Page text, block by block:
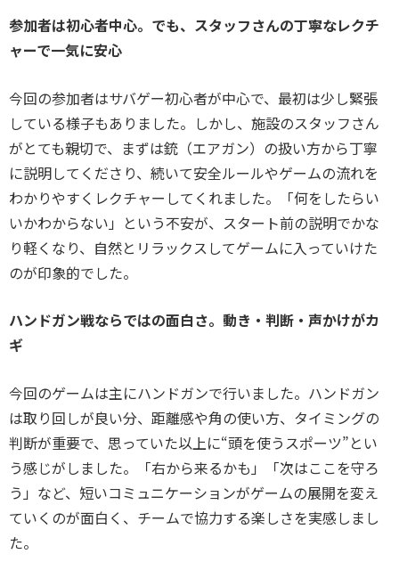
参加者は初心者中心。でも、スタッフさんの丁寧なレクチ
ャーで一気に安心
今回の参加者はサバゲー初心者が中心で、最初は少し緊張
している様子もありました。しかし、施設のスタッフさん
がとても親切で、まずは銃（エアガン）の扱い方から丁寧
に説明してくださり、続いて安全ルールやゲームの流れを
わかりやすくレクチャーしてくれました。「何をしたらい
いかわからない」という不安が、スタート前の説明でかな
り軽くなり、自然とリラックスしてゲームに入っていけた
のが印象的でした。
ハンドガン戦ならではの面白さ。動き・判断・声かけがカ
ギ
今回のゲームは主にハンドガンで行いました。ハンドガン
は取り回しが良い分、距離感や角の使い方、タイミングの
判断が重要で、思っていた以上に“頭を使うスポーツ”とい
う感じがしました。「右から来るかも」「次はここを守ろ
う」など、短いコミュニケーションがゲームの展開を変え
ていくのが面白く、チームで協力する楽しさを実感しまし
た。